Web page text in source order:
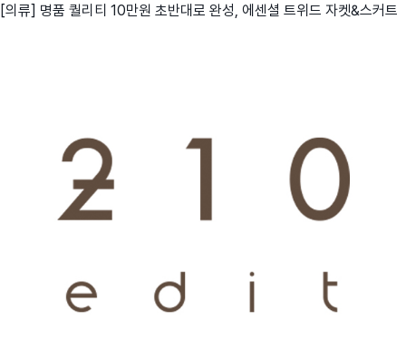
[의류] 명품 퀄리티 10만원 초반대로 완성, 에센셜 트위드 자켓&스커트